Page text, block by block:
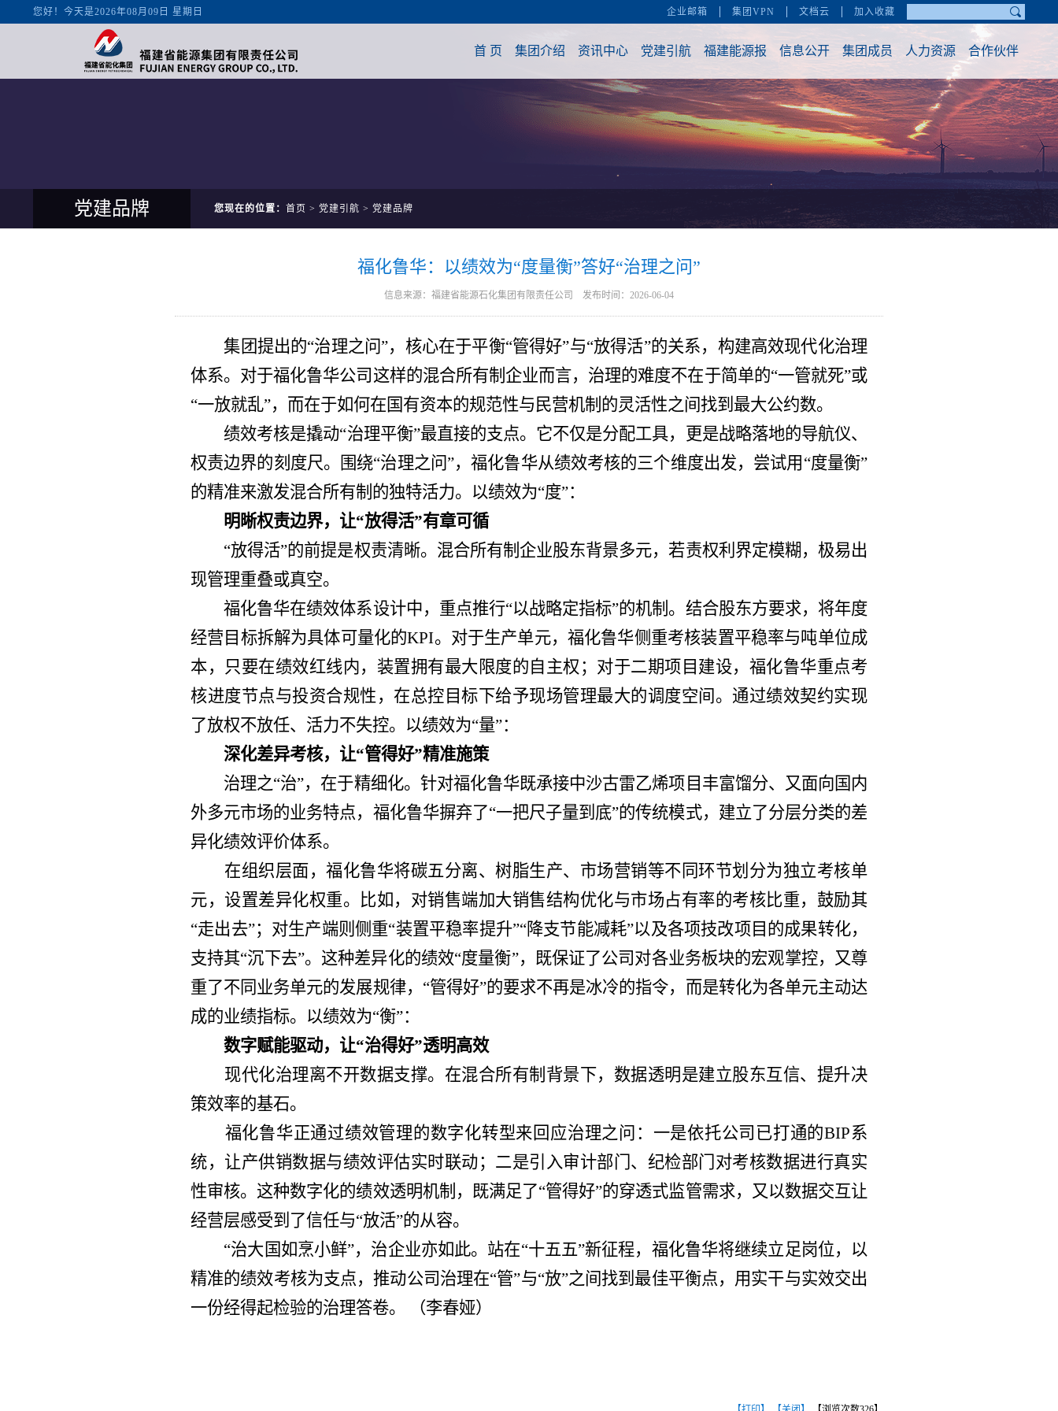
党建品牌 您现在的位置： 首页 > 党建引航 > 党建品牌
福化鲁华：以绩效为“度量衡”答好“治理之问”
信息来源：福建省能源石化集团有限责任公司 发布时间：2026-06-04
集团提出的“治理之问”，核心在于平衡“管得好”与“放得活”的关系，构建高效现代化治理
体系。对于福化鲁华公司这样的混合所有制企业而言，治理的难度不在于简单的“一管就死”或
“一放就乱”，而在于如何在国有资本的规范性与民营机制的灵活性之间找到最大公约数。
绩效考核是撬动“治理平衡”最直接的支点。它不仅是分配工具，更是战略落地的导航仪、
权责边界的刻度尺。围绕“治理之问”，福化鲁华从绩效考核的三个维度出发，尝试用“度量衡”
的精准来激发混合所有制的独特活力。以绩效为“度”：
明晰权责边界，让“放得活”有章可循
“放得活”的前提是权责清晰。混合所有制企业股东背景多元，若责权利界定模糊，极易出
现管理重叠或真空。
福化鲁华在绩效体系设计中，重点推行“以战略定指标”的机制。结合股东方要求，将年度
经营目标拆解为具体可量化的KPI。对于生产单元，福化鲁华侧重考核装置平稳率与吨单位成
本，只要在绩效红线内，装置拥有最大限度的自主权；对于二期项目建设，福化鲁华重点考
核进度节点与投资合规性，在总控目标下给予现场管理最大的调度空间。通过绩效契约实现
了放权不放任、活力不失控。以绩效为“量”：
深化差异考核，让“管得好”精准施策
治理之“治”，在于精细化。针对福化鲁华既承接中沙古雷乙烯项目丰富馏分、又面向国内
外多元市场的业务特点，福化鲁华摒弃了“一把尺子量到底”的传统模式，建立了分层分类的差
异化绩效评价体系。
在组织层面，福化鲁华将碳五分离、树脂生产、市场营销等不同环节划分为独立考核单
元，设置差异化权重。比如，对销售端加大销售结构优化与市场占有率的考核比重，鼓励其
“走出去”；对生产端则侧重“装置平稳率提升”“降支节能减耗”以及各项技改项目的成果转化，
支持其“沉下去”。这种差异化的绩效“度量衡”，既保证了公司对各业务板块的宏观掌控，又尊
重了不同业务单元的发展规律，“管得好”的要求不再是冰冷的指令，而是转化为各单元主动达
成的业绩指标。以绩效为“衡”：
数字赋能驱动，让“治得好”透明高效
现代化治理离不开数据支撑。在混合所有制背景下，数据透明是建立股东互信、提升决
策效率的基石。
福化鲁华正通过绩效管理的数字化转型来回应治理之问：一是依托公司已打通的BIP系
统，让产供销数据与绩效评估实时联动；二是引入审计部门、纪检部门对考核数据进行真实
性审核。这种数字化的绩效透明机制，既满足了“管得好”的穿透式监管需求，又以数据交互让
经营层感受到了信任与“放活”的从容。
“治大国如烹小鲜”，治企业亦如此。站在“十五五”新征程，福化鲁华将继续立足岗位，以
精准的绩效考核为支点，推动公司治理在“管”与“放”之间找到最佳平衡点，用实干与实效交出
一份经得起检验的治理答卷。 （李春娅）